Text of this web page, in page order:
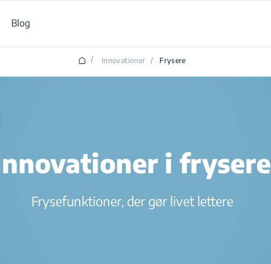
Blog
/ Innovationer / Frysere
i frysere
Frysefunktioner, der gør livet lettere